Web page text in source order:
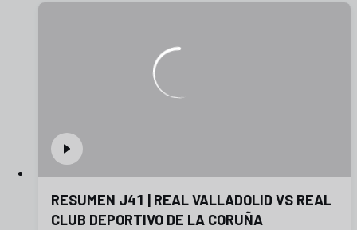
RESUMEN J41 | REAL VALLADOLID VS REAL
CLUB DEPORTIVO DE LA CORUÑA